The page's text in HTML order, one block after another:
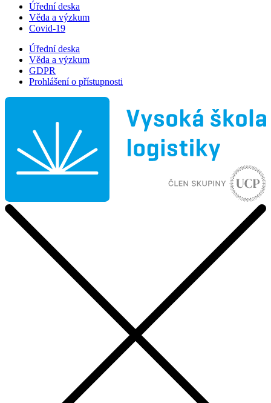
Úřední deska
Věda a výzkum
Covid-19
Úřední deska
Věda a výzkum
GDPR
Prohlášení o přístupnosti